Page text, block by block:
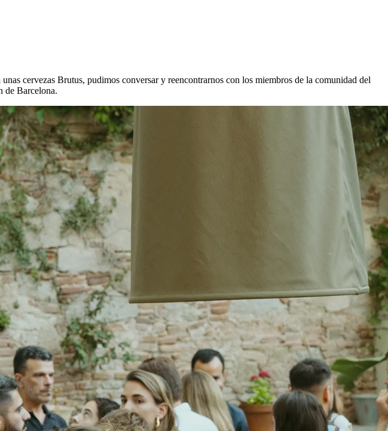
cervezas Brutus, pudimos conversar y reencontrarnos con los miembros de la comunidad del
de Barcelona.